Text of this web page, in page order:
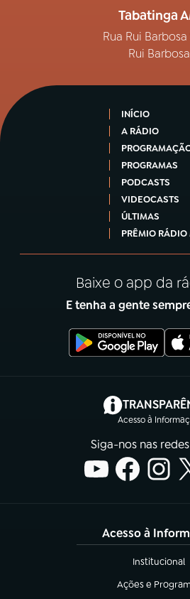
Tabatinga
Rua Rui Barbosa
Rui Barbosa
INÍCIO
A RÁDIO
PROGRAMAS
PODCASTS
VIDEOCASTS
ÚLTIMAS
PRÊMIO RÁDIO
Baixe o app da
E tenha a gente
Acesso à
(abre
Siga-nos nas
Acesso à
Institucional
(abre em
Ações e
(abre em nova